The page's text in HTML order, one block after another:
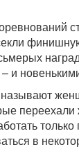
и
только
в